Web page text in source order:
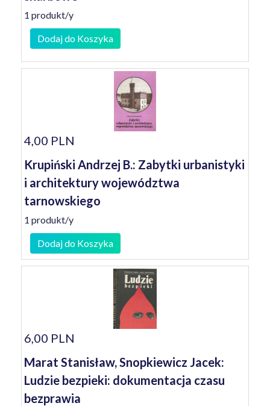
1 produkt/y
Dodaj do Koszyka
4,00 PLN
Krupiński Andrzej B.: Zabytki urbanistyki
i architektury województwa
tarnowskiego
1 produkt/y
Dodaj do Koszyka
6,00 PLN
Marat Stanisław, Snopkiewicz Jacek:
Ludzie bezpieki: dokumentacja czasu
bezprawia